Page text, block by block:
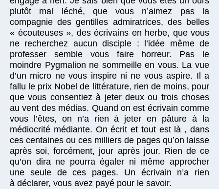
plutôt mal léché, que vous n’aimez pas la
compagnie des gentilles admiratrices, des belles
« écouteuses », des écrivains en herbe, que vous
ne recherchez aucun disciple : l’idée même de
professer semble vous faire horreur. Pas le
moindre Pygmalion ne sommeille en vous. La vue
d’un micro ne vous inspire ni ne vous aspire. Il a
fallu le prix Nobel de littérature, rien de moins, pour
que vous consentiez à jeter deux ou trois choses
au vent des médias. Quand on est écrivain comme
vous l’êtes, on n’a rien à jeter en pâture à la
médiocrité médiante. On écrit et tout est là , dans
ces centaines ou ces milliers de pages qu’on laisse
après soi, forcément, jour après jour. Rien de ce
qu’on dira ne pourra égaler ni même approcher
une seule de ces pages. Un écrivain n’a rien
à déclarer, vous avez payé pour le savoir.